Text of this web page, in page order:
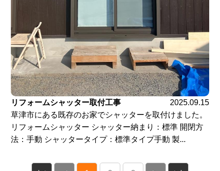
リフォームシャッター取付工事
2025.09.15
草津市にある既存のお家でシャッターを取付けました。
リフォームシャッター シャッター納まり：標準 開閉方
法：手動 シャッタータイプ：標準タイプ手動 製...